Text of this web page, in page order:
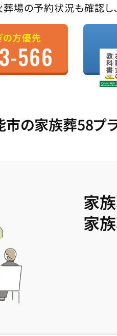
場の予約状況も確認し
の方優先
566
市の家族葬58プ
家
家